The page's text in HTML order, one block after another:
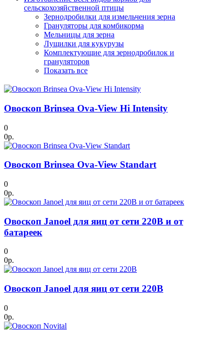
сельскохозяйственной птицы
Зернодробилки для измельчения зерна
Грануляторы для комбикорма
Мельницы для зерна
Лущилки для кукурузы
Комплектующие для зернодробилок и
грануляторов
Показать все
Овоскоп Brinsea Ova-View Hi Intensity
0
0р.
Овоскоп Brinsea Ova-View Standart
0
0р.
Овоскоп Janoel для яиц от сети 220В и от
батареек
0
0р.
Овоскоп Janoel для яиц от сети 220В
0
0р.